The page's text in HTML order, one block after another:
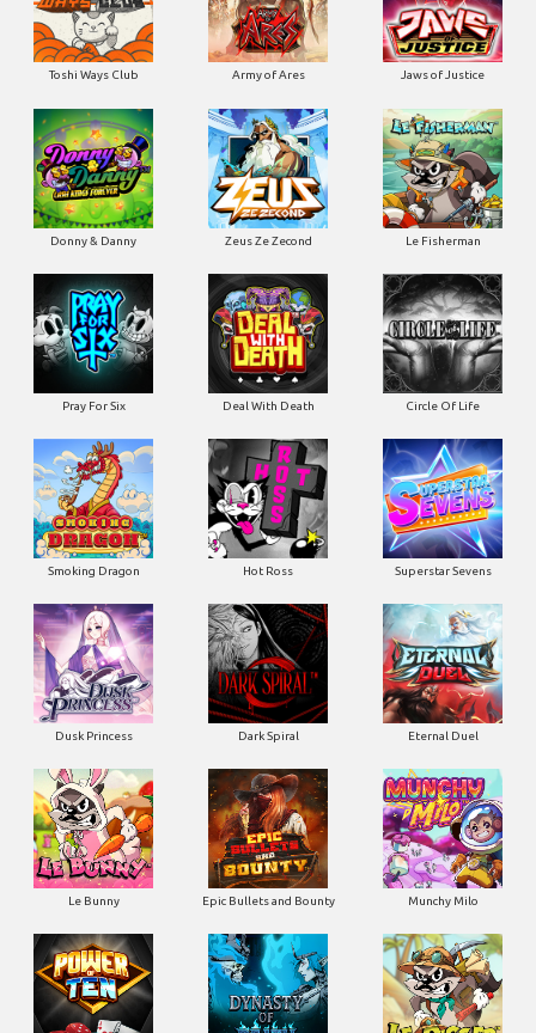
Toshi Ways Club Army of Ares Jaws of Justice
Donny & Danny Zeus Ze Zecond Le Fisherman
Pray For Six Deal With Death Circle Of Life
Smoking Dragon Hot Ross Superstar Sevens
Dusk Princess Dark Spiral Eternal Duel
Le Bunny Epic Bullets and Bounty Munchy Milo